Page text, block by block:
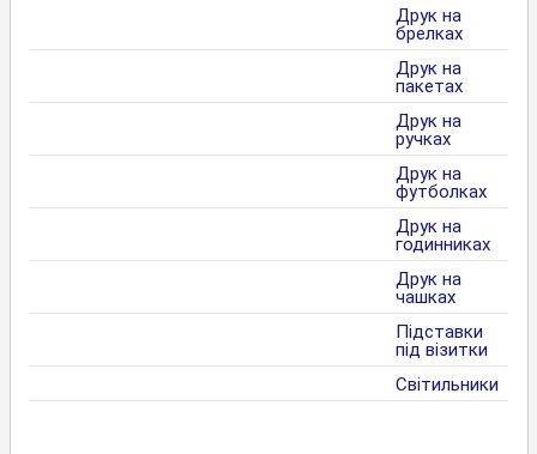
Друк на
брелках
Друк на
пакетах
Друк на
ручках
Друк на
футболках
Друк на
годинниках
Друк на
чашках
Підставки
під візитки
Світильники